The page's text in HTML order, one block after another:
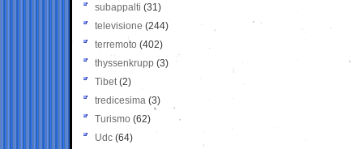
subappalti (31)
televisione(244)
terremoto (402)
thyssenkrupp (3)
Tibet(2)
tredicesima (3)
Turismo (62)
Udc (64)